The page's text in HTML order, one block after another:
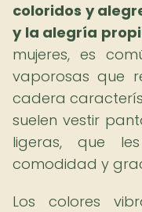
coloridos y
y la alegría
mujeres, es
vaporosas que
cadera
suelen vestir
ligeras, que
comodidad y
Los colores